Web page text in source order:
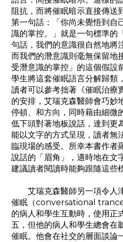
阻抗，而將催眠暗示直接傳送
第一句話：「你尚未覺悟到自
識的掌控。」就是一句標準的
句話，我們的意識很自然地將
而我們的潛意識則毫無保留地
受潛意識的掌控」的這個假設
學生將這套催眠語言分解歸類
讀者可以參考拙著《催眠治療
的安排，艾瑞克森醫師會巧妙
停頓、和方向，同時藉由細微
低下頭對著地板說話，達到更
能以文字的方式呈現，讀者無
臨現場的感受。所幸本書作者
說話的「眉角」，適時地在文
建議讀者閱讀時能夠跟隨這些
艾瑞克森醫師另一項令人
催眠（conversational
的病人和學生互動時，使用正
五，但他的病人和學生總會在
催眠。他會在社交的層面談論